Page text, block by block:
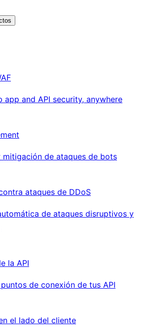
app and API security, anywhere
mitigación de ataques de bots
ataques de DDoS
de ataques disruptivos y
la API
de conexión de tus API
el lado del cliente